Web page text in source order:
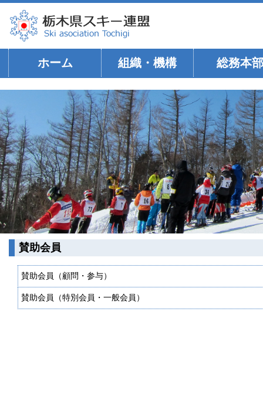
ホーム 組織・機構 総務本部
賛助会員
賛助会員（顧問・参与）
賛助会員（特別会員・一般会員）